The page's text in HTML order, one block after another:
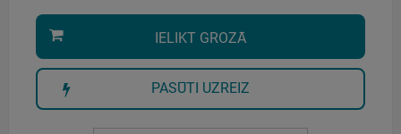
IELIKT GROZĀ
PASŪTI UZREIZ